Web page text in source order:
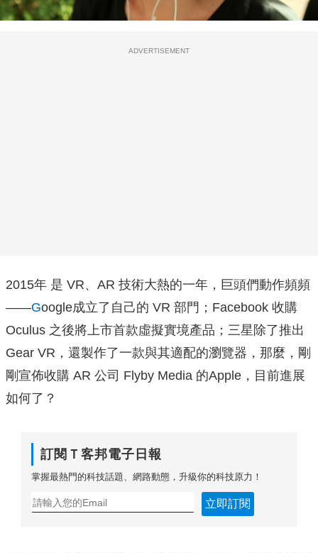
ADVERTISEMENT
2015年 是 VR、AR 技術大熱的一年，巨頭們動作頻頻
——Google成立了自己的 VR 部門；Facebook 收購
Oculus 之後將上市首款虛擬實境產品；三星除了推出
Gear VR，還製作了一款與其適配的瀏覽器，那麼，剛
剛宣佈收購 AR 公司 Flyby Media 的Apple，目前進展
如何了？
訂閱Ｔ客邦電子日報
掌握最熱門的科技話題、網路動態，升級你的科技原力！
立即訂閱